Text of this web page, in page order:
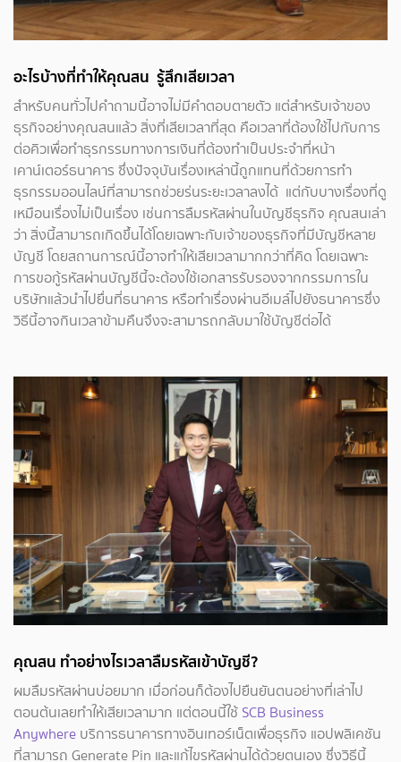
อะไรบ้างที่ทำให้คุณสน รู้สึกเสียเวลา
สำหรับคนทั่วไปคำถามนี้อาจไม่มีคำตอบตายตัว แต่สำหรับเจ้าของ
ธุรกิจอย่างคุณสนแล้ว สิ่งที่เสียเวลาที่สุด คือเวลาที่ต้องใช้ไปกับการ
ต่อคิวเพื่อทำธุรกรรมทางการเงินที่ต้องทำเป็นประจำที่หน้า
เคาน์เตอร์ธนาคาร ซึ่งปัจจุบันเรื่องเหล่านี้ถูกแทนที่ด้วยการทำ
ธุรกรรมออนไลน์ที่สามารถช่วยร่นระยะเวลาลงได้ แต่กับบางเรื่องที่ดู
เหมือนเรื่องไม่เป็นเรื่อง เช่นการลืมรหัสผ่านในบัญชีธุรกิจ คุณสนเล่า
ว่า สิ่งนี้สามารถเกิดขึ้นได้โดยเฉพาะกับเจ้าของธุรกิจที่มีบัญชีหลาย
บัญชี โดยสถานการณ์นี้อาจทำให้เสียเวลามากกว่าที่คิด โดยเฉพาะ
การขอกู้รหัสผ่านบัญชีนี้จะต้องใช้เอกสารรับรองจากกรรมการใน
บริษัทแล้วนำไปยื่นที่ธนาคาร หรือทำเรื่องผ่านอีเมล์ไปยังธนาคารซึ่ง
วิธีนี้อาจกินเวลาข้ามคืนจึงจะสามารถกลับมาใช้บัญชีต่อได้
คุณสน ทำอย่างไรเวลาลืมรหัสเข้าบัญชี?
ผมลืมรหัสผ่านบ่อยมาก เมื่อก่อนก็ต้องไปยืนยันตนอย่างที่เล่าไป
ตอนต้นเลยทำให้เสียเวลามาก แต่ตอนนี้ใช้ SCB Business
Anywhere บริการธนาคารทางอินเทอร์เน็ตเพื่อธุรกิจ แอปพลิเคชัน
ที่สามารถ Generate Pin และแก้ไขรหัสผ่านได้ด้วยตนเอง ซึ่งวิธีนี้